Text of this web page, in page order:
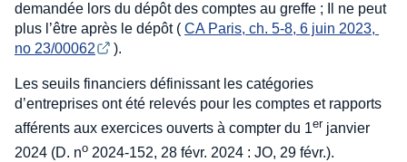
demandée lors du dépôt des comptes au greffe ; Il ne peut
plus l’être après le dépôt ( CA Paris, ch. 5-8, 6 juin 2023,
no 23/00062
).
Les seuils financiers définissant les catégories
d’entreprises ont été relevés pour les comptes et rapports
afférents aux exercices ouverts à compter du 1er janvier
2024 (D. no 2024-152, 28 févr. 2024 : JO, 29 févr.).